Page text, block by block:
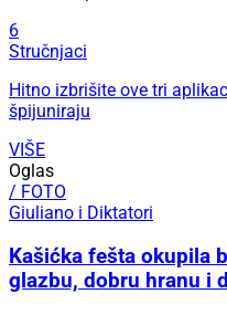
6
Stručnjaci
Hitno izbrišite ove tri
špijuniraju
VIŠE
Oglas
/ FOTO
Giuliano i Diktatori
Kašićka fešta okupila
glazbu, dobru hranu i